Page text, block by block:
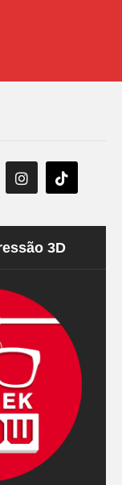
3D